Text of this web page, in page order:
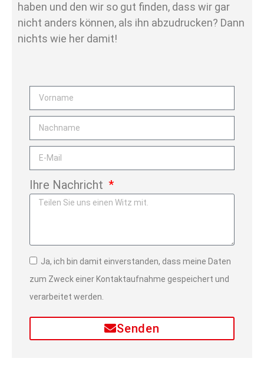
haben und den wir so gut finden, dass wir gar
nicht anders können, als ihn abzudrucken? Dann
nichts wie her damit!
Ihre Nachricht
Ja, ich bin damit einverstanden, dass meine Daten
zum Zweck einer Kontaktaufnahme gespeichert und
verarbeitet werden.
Senden